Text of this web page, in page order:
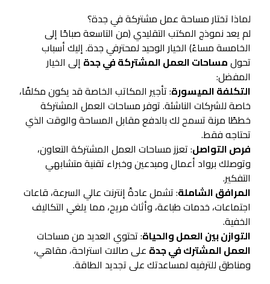
لماذا تختار مساحة عمل مشتركة في جدة؟
لم يعد نموذج المكتب التقليدي (من التاسعة صباحًا إلى
الخامسة مساءً) الخيار الوحيد لمحترفي جدة. إليك أسباب
تحولمساحات العمل المشتركة في جدة إلى الخيار
المفضل:
التكلفة الميسورة: تأجير المكاتب الخاصة قد يكون مكلفًا،
خاصة للشركات الناشئة. توفر مساحات العمل المشتركة
خططًا مرنة تسمح لك بالدفع مقابل المساحة والوقت الذي
تحتاجه فقط.
فرص التواصل: تعزز مساحات العمل المشتركة التعاون،
وتوصلك برواد أعمال ومبدعين وخبراء تقنية متشابهي
التفكير.
المرافق الشاملة: تشمل عادةً إنترنت عالي السرعة، قاعات
اجتماعات، خدمات طباعة، وأثاث مريح، مما يلغي التكاليف
الخفية.
التوازن بين العمل والحياة: تحتوي العديد من مساحات
العمل المشترك في جدة على صالات استراحة، مقاهي،
ومناطق للترفيه لمساعدتك على تجديد الطاقة.